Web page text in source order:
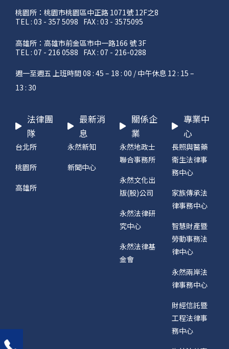
桃園所：桃園市桃園區中正路 1071號 12F之8
TEL : 03 - 357 5098 FAX : 03 - 3575095
高雄所：高雄市前金區市中一路166 號 3F
TEL : 07 - 216 0588 FAX : 07 - 216-0288
週一至週五 上班時間 08 : 45 – 18 : 00 / 中午休息 12 : 15 –
13 : 30
法律團
隊
台北所
桃園所
高雄所
最新消
息
永然新知
新聞中心
關係企
業
永然地政士
聯合事務所
永然文化出
版(股)公司
永然法律研
究中心
永然法律基
金會
專業中
心
長照與醫藥
衛生法律事
務中心
家族傳承法
律事務中心
智慧財產暨
勞動事務法
律中心
永然兩岸法
律事務中心
財經信託暨
工程法律事
務中心